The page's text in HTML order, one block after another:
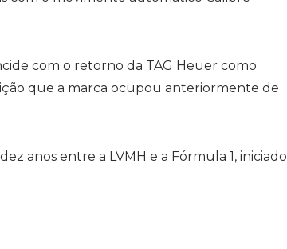
com o retorno da TAG Heuer como
que a marca ocupou anteriormente de
anos entre a LVMH e a Fórmula 1, iniciado